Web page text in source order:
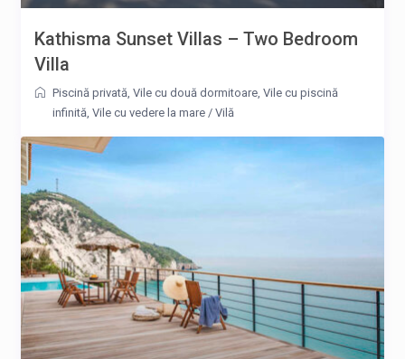
Kathisma Sunset Villas – Two Bedroom
Villa
Piscină privată ,Vile cu două dormitoare ,Vile cu piscină
infinită ,Vile cu vedere la mare /Vilă